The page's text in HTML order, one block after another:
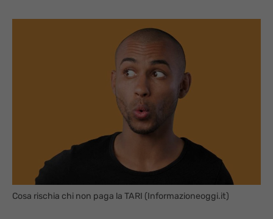
Cosa rischia chi non paga la TARI (Informazioneoggi.it)